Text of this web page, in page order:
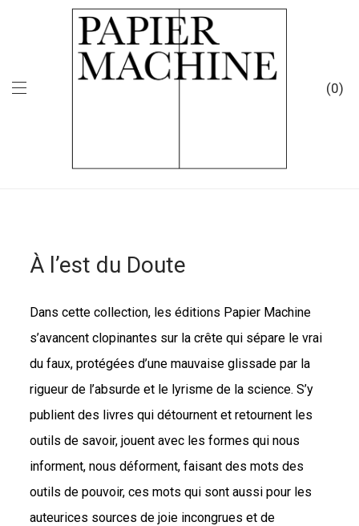
0
À l’est du Doute
Dans cette collection, les éditions Papier Machine
s’avancent clopinantes sur la crête qui sépare le vrai
du faux, protégées d’une mauvaise glissade par la
rigueur de l’absurde et le lyrisme de la science. S’y
publient des livres qui détournent et retournent les
outils de savoir, jouent avec les formes qui nous
informent, nous déforment, faisant des mots des
outils de pouvoir, ces mots qui sont aussi pour les
auteurices sources de joie incongrues et de